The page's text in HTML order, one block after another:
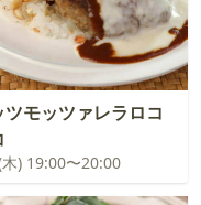
ツモッツァレラロコ
) 19:00〜20:00